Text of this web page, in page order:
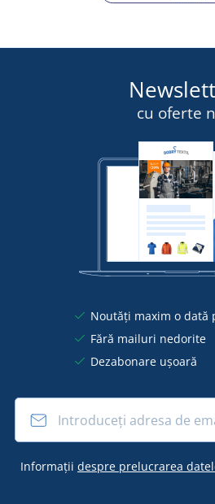
cu oferte
Noutăți maxim o dată
Fără mailuri nedorite
Dezabonare ușoară
Informații despre prelucrarea